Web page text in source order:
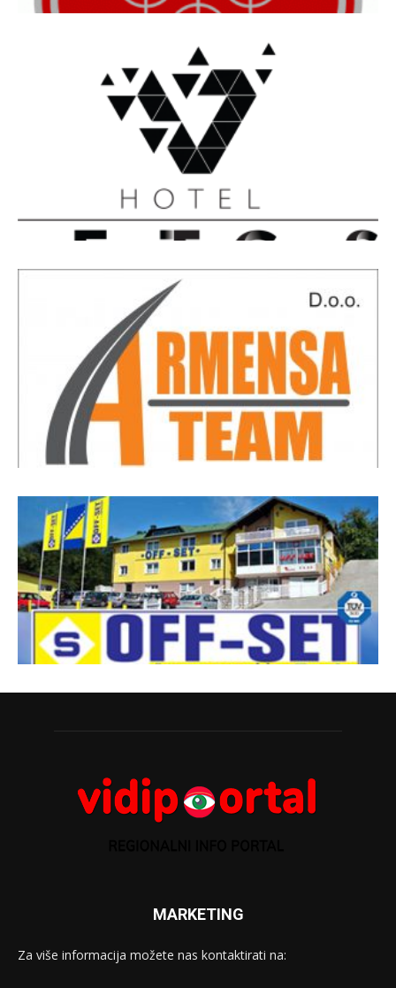
MARKETING
Za više informacija možete nas kontaktirati na: